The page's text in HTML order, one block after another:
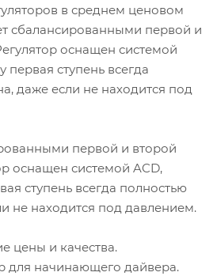
в среднем ценовом
сбалансированными первой и
оснащен системой
первая ступень всегда
даже если не находится под
первой и второй
оснащен системой ACD,
ступень всегда полностью
не находится под давлением.
цены и качества.
для начинающего дайвера.